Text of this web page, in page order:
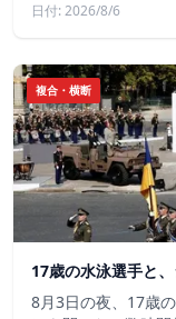
日付: 2026/8/6
複合・横断
17歳の水泳選手と
8月3日の夜、17歳